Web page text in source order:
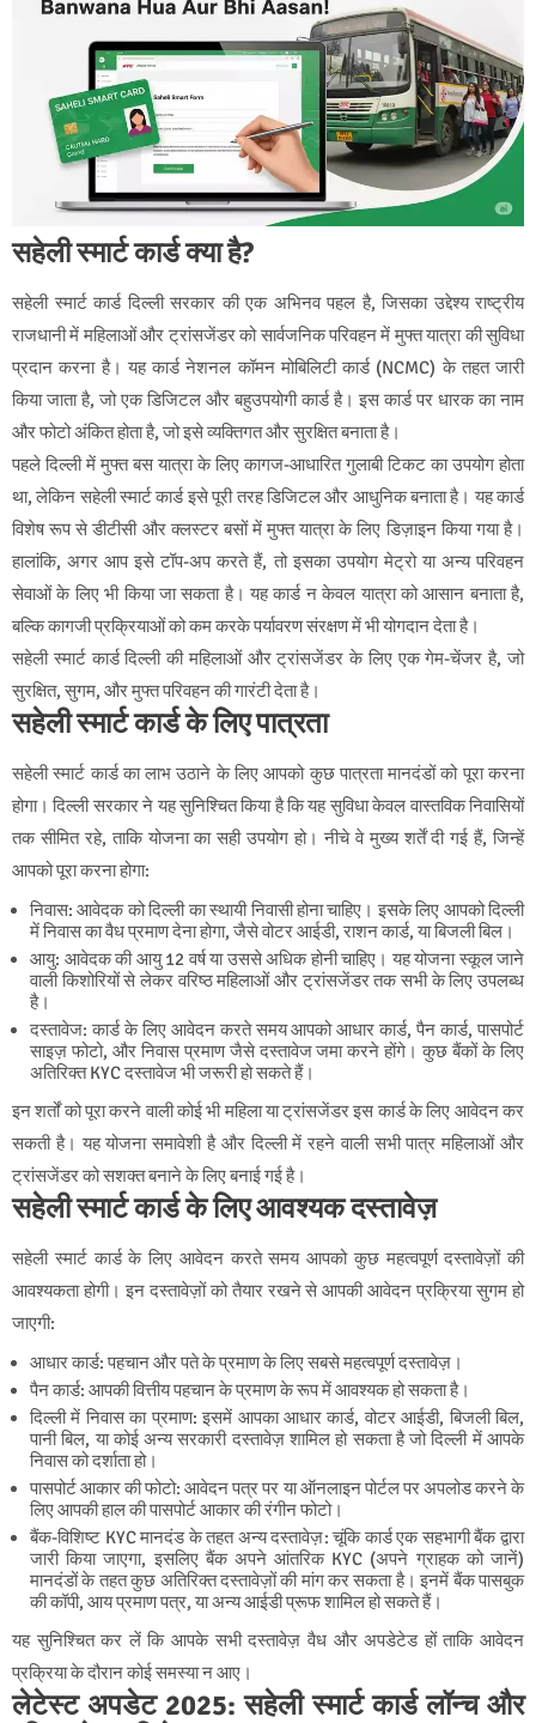
सहेली स्मार्ट कार्ड क्या है?
सहेली स्मार्ट कार्ड दिल्ली सरकार की एक अभिनव पहल है, जिसका उद्देश्य राष्ट्रीय
राजधानी में महिलाओं और ट्रांसजेंडर को सार्वजनिक परिवहन में मुफ्त यात्रा की सुविधा
प्रदान करना है। यह कार्ड नेशनल कॉमन मोबिलिटी कार्ड (NCMC) के तहत जारी
किया जाता है, जो एक डिजिटल और बहुउपयोगी कार्ड है। इस कार्ड पर धारक का नाम
और फोटो अंकित होता है, जो इसे व्यक्तिगत और सुरक्षित बनाता है।
पहले दिल्ली में मुफ्त बस यात्रा के लिए कागज-आधारित गुलाबी टिकट का उपयोग होता
था, लेकिन सहेली स्मार्ट कार्ड इसे पूरी तरह डिजिटल और आधुनिक बनाता है। यह कार्ड
विशेष रूप से डीटीसी और क्लस्टर बसों में मुफ्त यात्रा के लिए डिज़ाइन किया गया है।
हालांकि, अगर आप इसे टॉप-अप करते हैं, तो इसका उपयोग मेट्रो या अन्य परिवहन
सेवाओं के लिए भी किया जा सकता है। यह कार्ड न केवल यात्रा को आसान बनाता है,
बल्कि कागजी प्रक्रियाओं को कम करके पर्यावरण संरक्षण में भी योगदान देता है।
सहेली स्मार्ट कार्ड दिल्ली की महिलाओं और ट्रांसजेंडर के लिए एक गेम-चेंजर है, जो
सुरक्षित, सुगम, और मुफ्त परिवहन की गारंटी देता है।
सहेली स्मार्ट कार्ड के लिए पात्रता
सहेली स्मार्ट कार्ड का लाभ उठाने के लिए आपको कुछ पात्रता मानदंडों को पूरा करना
होगा। दिल्ली सरकार ने यह सुनिश्चित किया है कि यह सुविधा केवल वास्तविक निवासियों
तक सीमित रहे, ताकि योजना का सही उपयोग हो। नीचे वे मुख्य शर्तें दी गई हैं, जिन्हें
आपको पूरा करना होगा:
निवास: आवेदक को दिल्ली का स्थायी निवासी होना चाहिए। इसके लिए आपको दिल्ली
में निवास का वैध प्रमाण देना होगा, जैसे वोटर आईडी, राशन कार्ड, या बिजली बिल।
आयु: आवेदक की आयु 12 वर्ष या उससे अधिक होनी चाहिए। यह योजना स्कूल जाने
वाली किशोरियों से लेकर वरिष्ठ महिलाओं और ट्रांसजेंडर तक सभी के लिए उपलब्ध
है।
दस्तावेज: कार्ड के लिए आवेदन करते समय आपको आधार कार्ड, पैन कार्ड, पासपोर्ट
साइज़ फोटो, और निवास प्रमाण जैसे दस्तावेज जमा करने होंगे। कुछ बैंकों के लिए
अतिरिक्त KYC दस्तावेज भी जरूरी हो सकते हैं।
इन शर्तों को पूरा करने वाली कोई भी महिला या ट्रांसजेंडर इस कार्ड के लिए आवेदन कर
सकती है। यह योजना समावेशी है और दिल्ली में रहने वाली सभी पात्र महिलाओं और
ट्रांसजेंडर को सशक्त बनाने के लिए बनाई गई है।
सहेली स्मार्ट कार्ड के लिए आवश्यक दस्तावेज़
सहेली स्मार्ट कार्ड के लिए आवेदन करते समय आपको कुछ महत्वपूर्ण दस्तावेज़ों की
आवश्यकता होगी। इन दस्तावेज़ों को तैयार रखने से आपकी आवेदन प्रक्रिया सुगम हो
जाएगी:
आधार कार्ड: पहचान और पते के प्रमाण के लिए सबसे महत्वपूर्ण दस्तावेज़।
पैन कार्ड: आपकी वित्तीय पहचान के प्रमाण के रूप में आवश्यक हो सकता है।
दिल्ली में निवास का प्रमाण: इसमें आपका आधार कार्ड, वोटर आईडी, बिजली बिल,
पानी बिल, या कोई अन्य सरकारी दस्तावेज़ शामिल हो सकता है जो दिल्ली में आपके
निवास को दर्शाता हो।
पासपोर्ट आकार की फोटो: आवेदन पत्र पर या ऑनलाइन पोर्टल पर अपलोड करने के
लिए आपकी हाल की पासपोर्ट आकार की रंगीन फोटो।
बैंक-विशिष्ट KYC मानदंड के तहत अन्य दस्तावेज़: चूंकि कार्ड एक सहभागी बैंक द्वारा
जारी किया जाएगा, इसलिए बैंक अपने आंतरिक KYC (अपने ग्राहक को जानें)
मानदंडों के तहत कुछ अतिरिक्त दस्तावेज़ों की मांग कर सकता है। इनमें बैंक पासबुक
की कॉपी, आय प्रमाण पत्र, या अन्य आईडी प्रूफ शामिल हो सकते हैं।
यह सुनिश्चित कर लें कि आपके सभी दस्तावेज़ वैध और अपडेटेड हों ताकि आवेदन
प्रक्रिया के दौरान कोई समस्या न आए।
लेटेस्ट अपडेट 2025: सहेली स्मार्ट कार्ड लॉन्च और